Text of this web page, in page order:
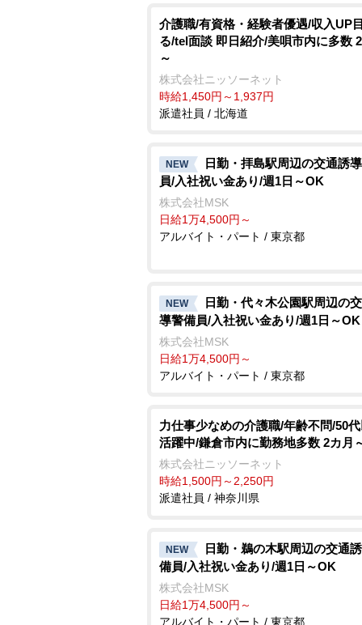
介護職/有資格・経験者優遇/収入UP
る/tel面談 即日紹介/美唄市内に多数
～
株式会社ニッソーネット
時給1,450円～1,937円
派遣社員 / 北海道
NEW
日勤・拝島駅周辺の交通誘
員/入社祝い金あり/週1日～OK
株式会社MSK
日給1万4,500円～
アルバイト・パート / 東京都
NEW
日勤・代々木公園駅周辺の
導警備員/入社祝い金あり/週1日～OK
株式会社MSK
日給1万4,500円～
アルバイト・パート / 東京都
力仕事少なめの介護職/年齢不問/50
活躍中/鎌倉市内に勤務地多数 2カ月
株式会社ニッソーネット
時給1,500円～2,250円
派遣社員 / 神奈川県
NEW
日勤・鵜の木駅周辺の交通
備員/入社祝い金あり/週1日～OK
株式会社MSK
日給1万4,500円～
アルバイト・パート / 東京都